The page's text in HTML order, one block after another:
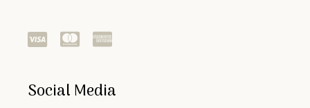
Social Media